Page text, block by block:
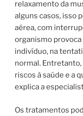
relaxamento da
alguns casos, isso
aérea, com
organismo
indivíduo, na
normal.
riscos à saúde e a
explica a
Os tratamentos